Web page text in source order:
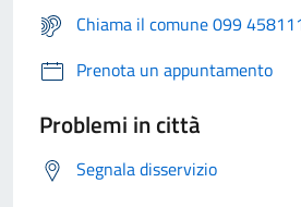
Chiama il comune 099
Prenota un appuntamento
Problemi in città
Segnala disservizio